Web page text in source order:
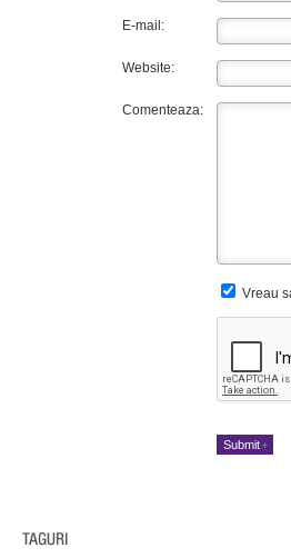
E-mail:
Website:
Comenteaza:
Vreau